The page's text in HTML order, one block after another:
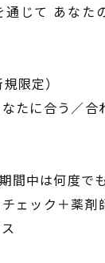
じて あなた
限定）
たに合う／合
中は何度でも
ェック＋薬剤